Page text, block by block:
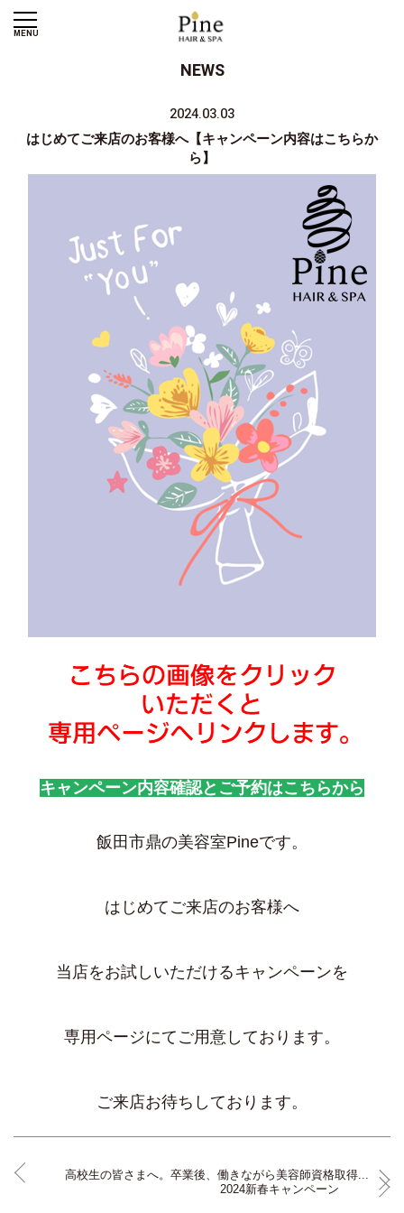
MENU
NEWS
2024.03.03
はじめてご来店のお客様へ【キャンペーン内容はこちらか
ら】
キャンペーン内容確認とご予約はこちらから
飯田市鼎の美容室Pineです。
はじめてご来店のお客様へ
当店をお試しいただけるキャンペーンを
専用ページにてご用意しております。
ご来店お待ちしております。
高校生の皆さまへ。卒業後、働きながら美容師資格取得...
2024新春キャンペーン